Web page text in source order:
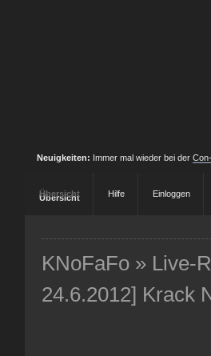
Neuigkeiten: Immer mal wieder bei der
Übersicht Hilfe Einloggen
KNoFaFo» Live-
24.6.2012] Krack